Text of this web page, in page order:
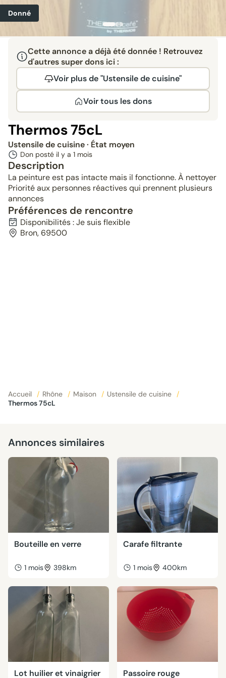
Donné
Cette annonce a déjà été donnée ! Retrouvez
d'autres super dons ici :
Voir plus de "Ustensile de cuisine"
Voir tous les dons
Thermos 75cL
Ustensile de cuisine· État moyen
Don posté il y a 1 mois
Description
La peinture est pas intacte mais il fonctionne. À nettoyer
Priorité aux personnes réactives qui prennent plusieurs
annonces
Préférences de rencontre
Disponibilités : Je suis flexible
Bron, 69500
Accueil / Rhône / Maison / Ustensile de cuisine
/
Thermos 75cL
Annonces similaires
Bouteille en verre
1 mois 398km
Carafe filtrante
1 mois 400km
Lot huilier et vinaigrier Passoire rouge